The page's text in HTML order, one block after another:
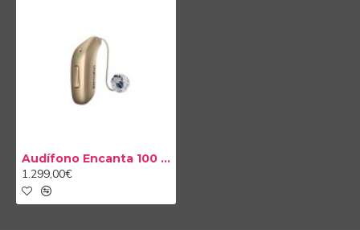
el máximo entendimiento y comodidad estés donde
Audífono Encanta 100 miniRITE
1.299,00€